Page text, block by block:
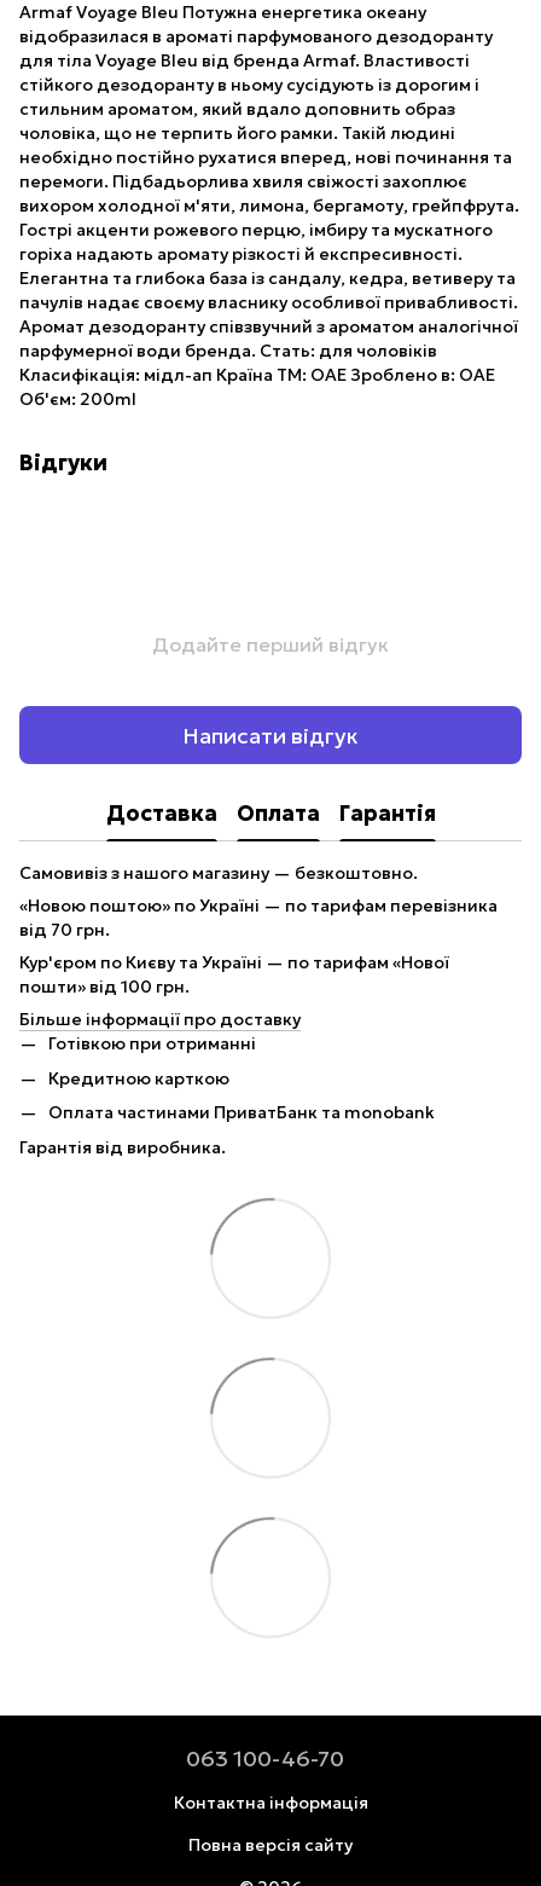
Armaf Voyage Bleu Потужна енергетика океану
відобразилася в ароматі парфумованого дезодоранту
для тіла Voyage Bleu від бренда Armaf. Властивості
стійкого дезодоранту в ньому сусідують із дорогим і
стильним ароматом, який вдало доповнить образ
чоловіка, що не терпить його рамки. Такій людині
необхідно постійно рухатися вперед, нові починання та
перемоги. Підбадьорлива хвиля свіжості захоплює
вихором холодної м'яти, лимона, бергамоту, грейпфрута.
Гострі акценти рожевого перцю, імбиру та мускатного
горіха надають аромату різкості й експресивності.
Елегантна та глибока база із сандалу, кедра, ветиверу та
пачулів надає своєму власнику особливої привабливості.
Аромат дезодоранту співзвучний з ароматом аналогічної
парфумерної води бренда. Стать: для чоловіків
Класифікація: мідл-ап Країна ТМ: ОАЕ Зроблено в: ОАЕ
Об'єм: 200ml
Відгуки
Додайте перший відгук
Написати відгук
Доставка Оплата Гарантія
Самовивіз з нашого магазину — безкоштовно.
«Новою поштою» по Україні — по тарифам перевізника
від 70 грн.
Кур'єром по Києву та Україні — по тарифам «Нової
пошти» від 100 грн.
Більше інформації про доставку
Готівкою при отриманні
Кредитною карткою
Оплата частинами ПриватБанк та monobank
Гарантія від виробника.
063 100-46-70
Контактна інформація
Повна версія сайту